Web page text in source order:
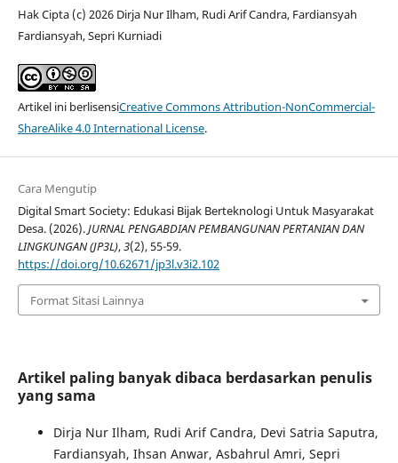
Hak Cipta (c) 2026 Dirja Nur Ilham, Rudi Arif Candra, Fardiansyah
Fardiansyah, Sepri Kurniadi
Artikel ini berlisensiCreative Commons Attribution-NonCommercial-
ShareAlike 4.0 International License.
Cara Mengutip
Digital Smart Society: Edukasi Bijak Berteknologi Untuk Masyarakat
Desa. (2026).JURNAL PENGABDIAN PEMBANGUNAN PERTANIAN DAN
LINGKUNGAN (JP3L),3(2), 55-59.
https://doi.org/10.62671/jp3l.v3i2.102
Format Sitasi Lainnya
Artikel paling banyak dibaca berdasarkan penulis
yang sama
Dirja Nur Ilham, Rudi Arif Candra, Devi Satria Saputra,
Fardiansyah, Ihsan Anwar, Asbahrul Amri, Sepri